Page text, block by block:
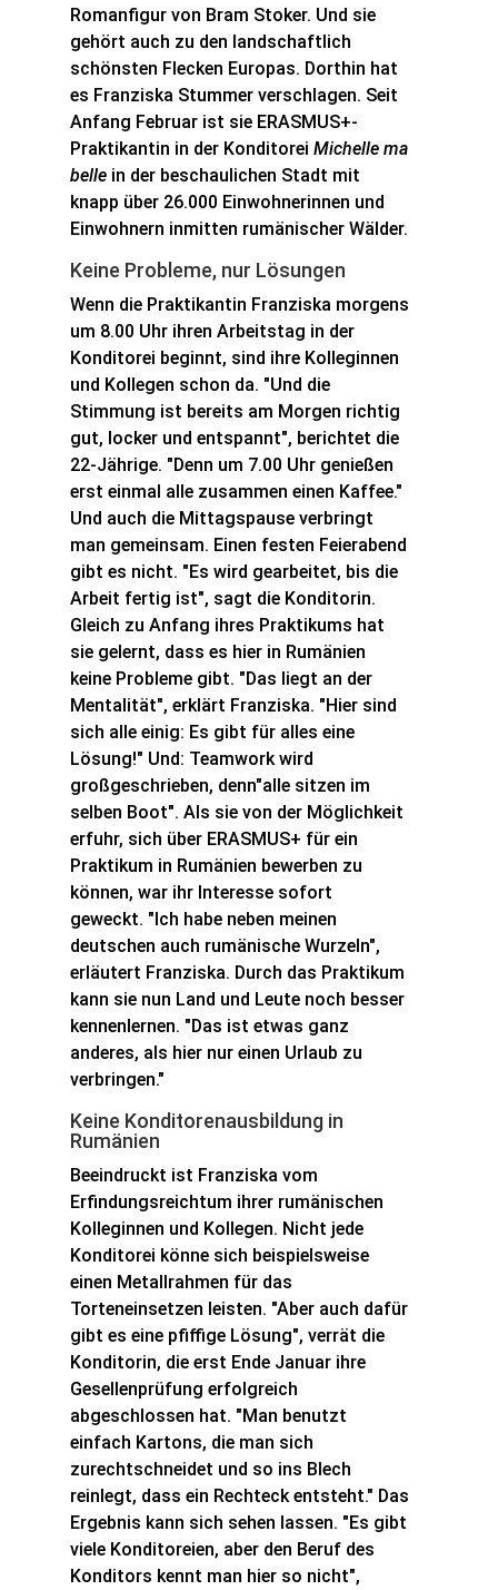
Romanfigur von Bram Stoker. Und sie
gehört auch zu den landschaftlich
schönsten Flecken Europas. Dorthin hat
es Franziska Stummer verschlagen. Seit
Anfang Februar ist sie ERASMUS+-
Praktikantin in der KonditoreiMichelle ma
belle in der beschaulichen Stadt mit
knapp über 26.000 Einwohnerinnen und
Einwohnern inmitten rumänischer Wälder.
Keine Probleme, nur Lösungen
Wenn die Praktikantin Franziska morgens
um 8.00 Uhr ihren Arbeitstag in der
Konditorei beginnt, sind ihre Kolleginnen
und Kollegen schon da. "Und die
Stimmung ist bereits am Morgen richtig
gut, locker und entspannt", berichtet die
22-Jährige. "Denn um 7.00 Uhr genießen
erst einmal alle zusammen einen Kaffee."
Und auch die Mittagspause verbringt
man gemeinsam. Einen festen Feierabend
gibt es nicht. "Es wird gearbeitet, bis die
Arbeit fertig ist", sagt die Konditorin.
Gleich zu Anfang ihres Praktikums hat
sie gelernt, dass es hier in Rumänien
keine Probleme gibt. "Das liegt an der
Mentalität", erklärt Franziska. "Hier sind
sich alle einig: Es gibt für alles eine
Lösung!" Und: Teamwork wird
großgeschrieben, denn"alle sitzen im
selben Boot". Als sie von der Möglichkeit
erfuhr, sich über ERASMUS+ für ein
Praktikum in Rumänien bewerben zu
können, war ihr Interesse sofort
geweckt. "Ich habe neben meinen
deutschen auch rumänische Wurzeln",
erläutert Franziska. Durch das Praktikum
kann sie nun Land und Leute noch besser
kennenlernen. "Das ist etwas ganz
anderes, als hier nur einen Urlaub zu
verbringen."
Keine Konditorenausbildung in
Rumänien
Beeindruckt ist Franziska vom
Erfindungsreichtum ihrer rumänischen
Kolleginnen und Kollegen. Nicht jede
Konditorei könne sich beispielsweise
einen Metallrahmen für das
Torteneinsetzen leisten. "Aber auch dafür
gibt es eine pfiffige Lösung", verrät die
Konditorin, die erst Ende Januar ihre
Gesellenprüfung erfolgreich
abgeschlossen hat. "Man benutzt
einfach Kartons, die man sich
zurechtschneidet und so ins Blech
reinlegt, dass ein Rechteck entsteht." Das
Ergebnis kann sich sehen lassen. "Es gibt
viele Konditoreien, aber den Beruf des
Konditors kennt man hier so nicht",